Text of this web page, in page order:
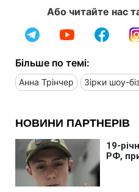
Або читайте нас
Більше по темі:
Анна Трінчер Зірки шоу-